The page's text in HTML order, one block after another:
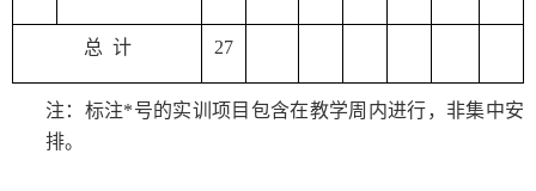
总 计 27
注：标注*号的实训项目包含在教学周内进行，非集中安
排。